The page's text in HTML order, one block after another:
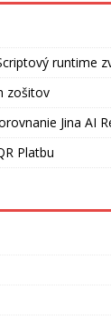
runtime
zošitov
Jina AI
Platbu